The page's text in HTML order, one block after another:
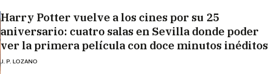
Harry Potter vuelve a los cines por su 25
aniversario: cuatro salas en Sevilla donde poder
ver la primera película con doce minutos inéditos
J. P. LOZANO